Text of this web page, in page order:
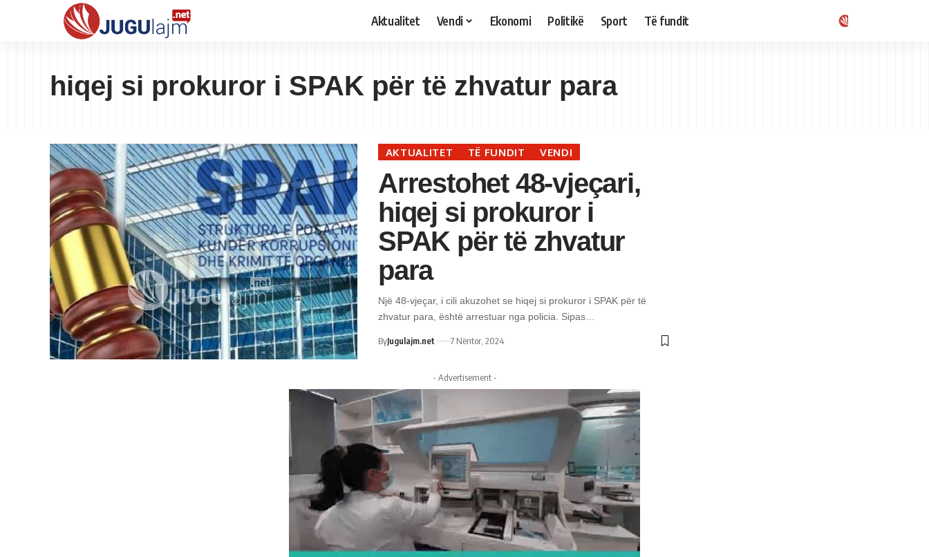
Aktualitet Vendi Ekonomi Politikë Sport Të fundit
hiqej si prokuror i SPAK për të zhvatur para
AKTUALITET TË FUNDIT VENDI
Arrestohet 48-vjeçari,
hiqej si prokuror i
SPAK për të zhvatur
para
Një 48-vjeçar, i cili akuzohet se hiqej si prokuror i SPAK për të
zhvatur para, është arrestuar nga policia. Sipas…
ByJugulajm.net 7 Nëntor, 2024
- Advertisement -